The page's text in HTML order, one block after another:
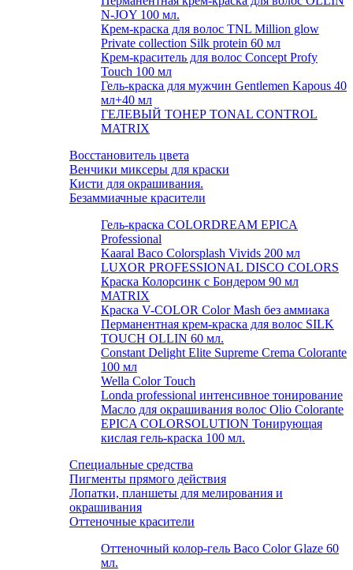
N-JOY 100 мл.
Крем-краска для волос TNL Million glow
Private collection Silk protein 60 мл
Крем-краситель для волос Concept Profy
Touch 100 мл
Гель-краска для мужчин Gentlemen Kapous 40
мл+40 мл
ГЕЛЕВЫЙ ТОНЕР TONAL CONTROL
MATRIX
Восстановитель цвета
Венчики миксеры для краски
Кисти для окрашивания.
Безаммиачные красители
Гель-краска COLORDREAM EPICA
Professional
Kaaral Baco Colorsplash Vivids 200 мл
LUXOR PROFESSIONAL DISCO COLORS
Краска Колорсинк с Бондером 90 мл
MATRIX
Краска V-COLOR Color Mash без аммиака
Перманентная крем-краска для волос SILK
TOUCH OLLIN 60 мл.
Constant Delight Elite Supreme Crema Colorante
100 мл
Wella Color Touch
Londa professional интенсивное тонирование
Масло для окрашивания волос Olio Colorante
EPICA COLORSOLUTION Тонирующая
кислая гель-краска 100 мл.
Специальные средства
Пигменты прямого действия
Лопатки, планшеты для мелирования и
окрашивания
Оттеночные красители
Оттеночный колор-гель Baco Color Glaze 60
мл.